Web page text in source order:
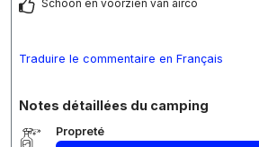
Schoon en voorzien van airco
Traduire le commentaire en Français
Notes détaillées du camping
Propreté